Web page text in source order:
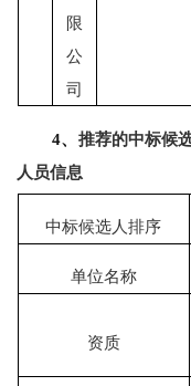
限
公
司
4、 推荐的中标候
人员信息
中标候选人排序
单位名称
资质